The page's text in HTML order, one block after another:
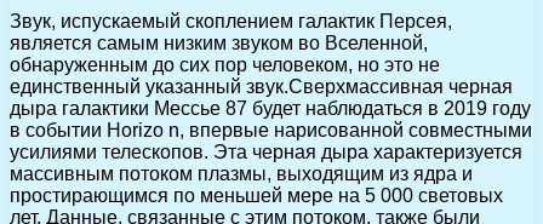
Звук, испускаемый скоплением галактик Персея,
является самым низким звуком во Вселенной,
обнаруженным до сих пор человеком, но это не
единственный указанный звук.Сверхмассивная черная
дыра галактики Мессье 87 будет наблюдаться в 2019 году
в событии Horizo n, впервые нарисованной совместными
усилиями телескопов. Эта черная дыра характеризуется
массивным потоком плазмы, выходящим из ядра и
простирающимся по меньшей мере на 5 000 световых
лет. Данные, связанные с этим потоком, также были